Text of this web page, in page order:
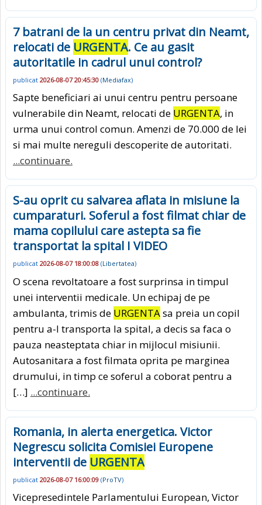
7 batrani de la un centru privat din Neamt,
relocati de URGENTA. Ce au gasit
autoritatile in cadrul unui control?
publicat 2026-08-07 20:45:30 (Mediafax)
Sapte beneficiari ai unui centru pentru persoane
vulnerabile din Neamt, relocati de URGENTA, in
urma unui control comun. Amenzi de 70.000 de lei
si mai multe nereguli descoperite de autoritati.
...continuare.
S-au oprit cu salvarea aflata in misiune la
cumparaturi. Soferul a fost filmat chiar de
mama copilului care astepta sa fie
transportat la spital I VIDEO
publicat 2026-08-07 18:00:08 (Libertatea)
O scena revoltatoare a fost surprinsa in timpul
unei interventii medicale. Un echipaj de pe
ambulanta, trimis de URGENTAsa preia un copil
pentru a-l transporta la spital, a decis sa faca o
pauza neasteptata chiar in mijlocul misiunii.
Autosanitara a fost filmata oprita pe marginea
drumului, in timp ce soferul a coborat pentru a
[…] ...continuare.
Romania, in alerta energetica. Victor
Negrescu solicita Comisiei Europene
interventii de URGENTA
publicat 2026-08-07 16:00:09 (ProTV)
Vicepresedintele Parlamentului European, Victor